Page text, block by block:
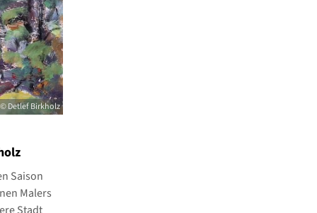
© Detlef Birkholz
Saison
Malers